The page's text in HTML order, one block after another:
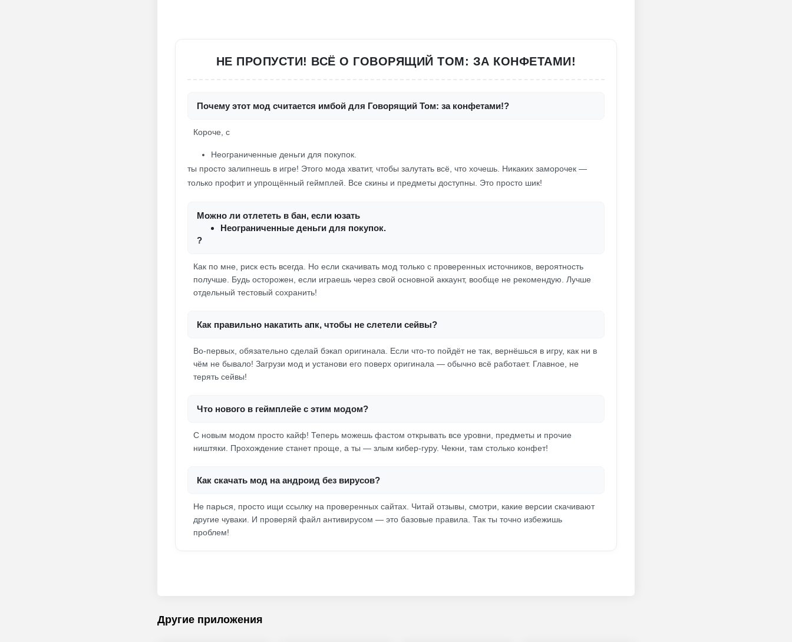
НЕ ПРОПУСТИ! ВСЁ О ГОВОРЯЩИЙ ТОМ: ЗА КОНФЕТАМИ!
Почему этот мод считается имбой для Говорящий Том: за конфетами!?
Короче, с
Неограниченные деньги для покупок.
ты просто залипнешь в игре! Этого мода хватит, чтобы залутать всё, что хочешь. Никаких заморочек —
только профит и упрощённый геймплей. Все скины и предметы доступны. Это просто шик!
Можно ли отлететь в бан, если юзать
Неограниченные деньги для покупок.
?
Как по мне, риск есть всегда. Но если скачивать мод только с проверенных источников, вероятность
получше. Будь осторожен, если играешь через свой основной аккаунт, вообще не рекомендую. Лучше
отдельный тестовый сохранить!
Как правильно накатить апк, чтобы не слетели сейвы?
Во-первых, обязательно сделай бэкап оригинала. Если что-то пойдёт не так, вернёшься в игру, как ни в
чём не бывало! Загрузи мод и установи его поверх оригинала — обычно всё работает. Главное, не
терять сейвы!
Что нового в геймплейе с этим модом?
С новым модом просто кайф! Теперь можешь фастом открывать все уровни, предметы и прочие
ништяки. Прохождение станет проще, а ты — злым кибер-гуру. Чекни, там столько конфет!
Как скачать мод на андроид без вирусов?
Не парься, просто ищи ссылку на проверенных сайтах. Читай отзывы, смотри, какие версии скачивают
другие чуваки. И проверяй файл антивирусом — это базовые правила. Так ты точно избежишь
проблем!
Другие приложения